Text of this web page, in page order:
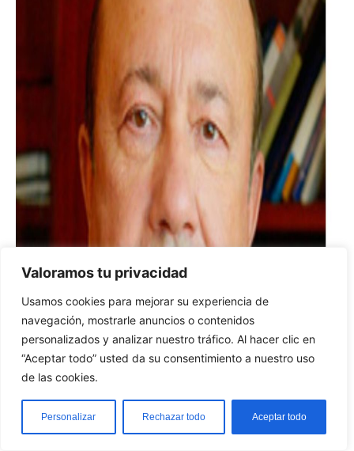
Valoramos tu privacidad
Usamos cookies para mejorar su experiencia de
navegación, mostrarle anuncios o contenidos
personalizados y analizar nuestro tráfico. Al hacer clic en
“Aceptar todo” usted da su consentimiento a nuestro uso
de las cookies.
Personalizar Rechazar todo Aceptar todo
The Diplomat
22 de julio de 2021